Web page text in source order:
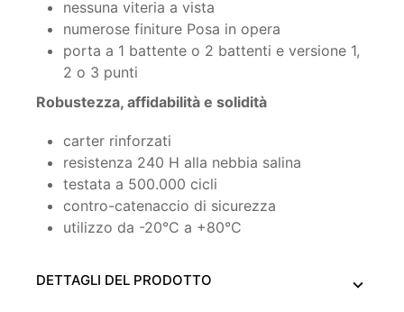
nessuna viteria a vista
numerose finiture Posa in opera
porta a 1 battente o 2 battenti e versione 1,
2 o 3 punti
Robustezza, affidabilità e solidità
carter rinforzati
resistenza 240 H alla nebbia salina
testata a 500.000 cicli
contro-catenaccio di sicurezza
utilizzo da -20°C a +80°C
DETTAGLI DEL PRODOTTO